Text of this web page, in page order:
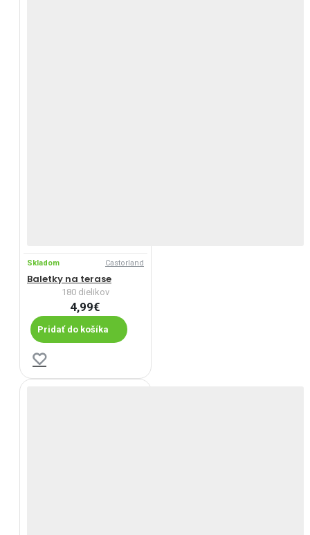
Skladom Castorland
Baletky na terase
180 dielikov
4,99€
Pridať do košíka